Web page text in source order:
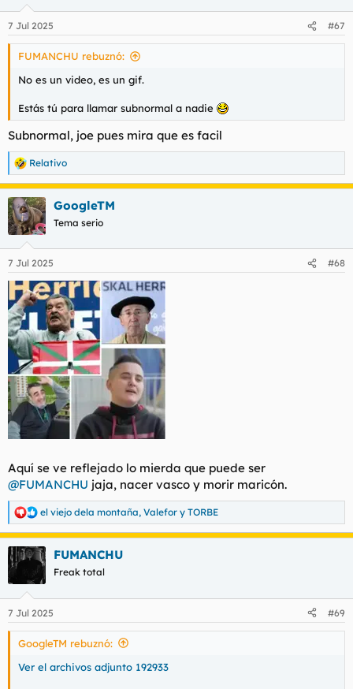
e
s
7 Jul 2025 #67
FUMANCHU rebuznó:
No es un video, es un gif.
Estás tú para llamar subnormal a nadie
Subnormal, joe pues mira que es facil
R
e
a
c
c
i
e
s
:
Relativo
GoogleTM
Tema serio
7 Jul 2025 #68
Aquí se ve reflejado lo mierda que puede ser
@FUMANCHU jaja, nacer vasco y morir maricón.
R
e
a
c
c
e
s
el viejo dela montaña, Valefor y TORBE
FUMANCHU
Freak total
7 Jul 2025 #69
GoogleTM rebuznó:
Ver el archivos adjunto 192933